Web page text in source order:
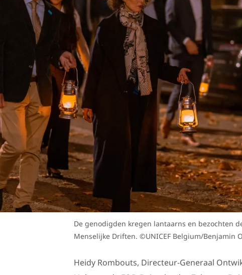
De genodigden kregen lantaarns en bezochten
Menselijke Driften. ©UNICEF Belgium/Benjamin
Heidy Rombouts, Directeur-Generaal